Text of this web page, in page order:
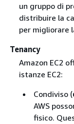
un gruppo di
distribuire la
per migliorare
Tenancy
Amazon EC2
istanze EC2:
Condiviso (
AWS
fisico.